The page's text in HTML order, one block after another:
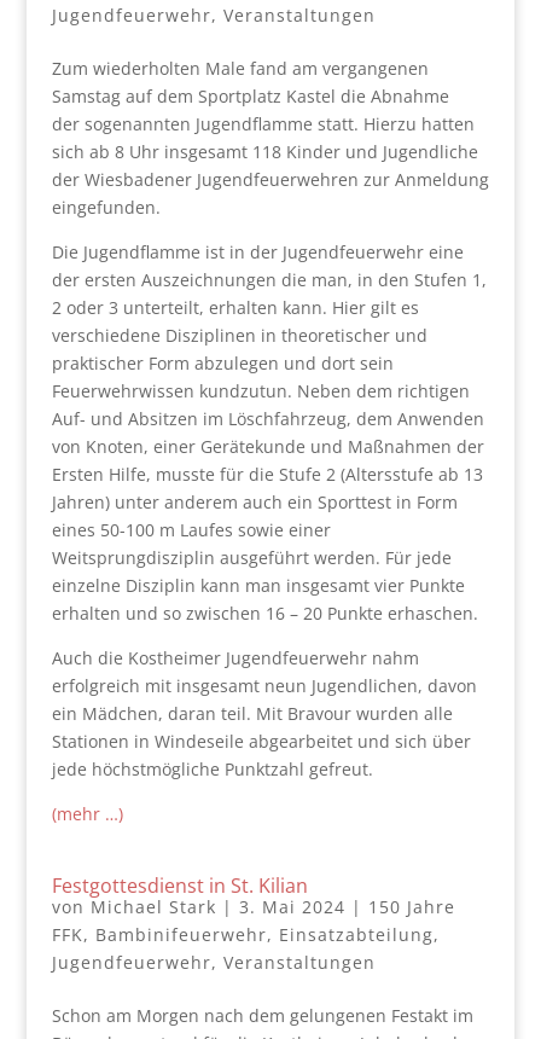
Jugendfeuerwehr, Veranstaltungen
Zum wiederholten Male fand am vergangenen
Samstag auf dem Sportplatz Kastel die Abnahme
der sogenannten Jugendflamme statt. Hierzu hatten
sich ab 8 Uhr insgesamt 118 Kinder und Jugendliche
der Wiesbadener Jugendfeuerwehren zur Anmeldung
eingefunden.
Die Jugendflamme ist in der Jugendfeuerwehr eine
der ersten Auszeichnungen die man, in den Stufen 1,
2 oder 3 unterteilt, erhalten kann. Hier gilt es
verschiedene Disziplinen in theoretischer und
praktischer Form abzulegen und dort sein
Feuerwehrwissen kundzutun. Neben dem richtigen
Auf- und Absitzen im Löschfahrzeug, dem Anwenden
von Knoten, einer Gerätekunde und Maßnahmen der
Ersten Hilfe, musste für die Stufe 2 (Altersstufe ab 13
Jahren) unter anderem auch ein Sporttest in Form
eines 50-100 m Laufes sowie einer
Weitsprungdisziplin ausgeführt werden. Für jede
einzelne Disziplin kann man insgesamt vier Punkte
erhalten und so zwischen 16 – 20 Punkte erhaschen.
Auch die Kostheimer Jugendfeuerwehr nahm
erfolgreich mit insgesamt neun Jugendlichen, davon
ein Mädchen, daran teil. Mit Bravour wurden alle
Stationen in Windeseile abgearbeitet und sich über
jede höchstmögliche Punktzahl gefreut.
(mehr …)
Festgottesdienst in St. Kilian
von Michael Stark | 3. Mai 2024 | 150 Jahre
FFK, Bambinifeuerwehr, Einsatzabteilung,
Jugendfeuerwehr, Veranstaltungen
Schon am Morgen nach dem gelungenen Festakt im